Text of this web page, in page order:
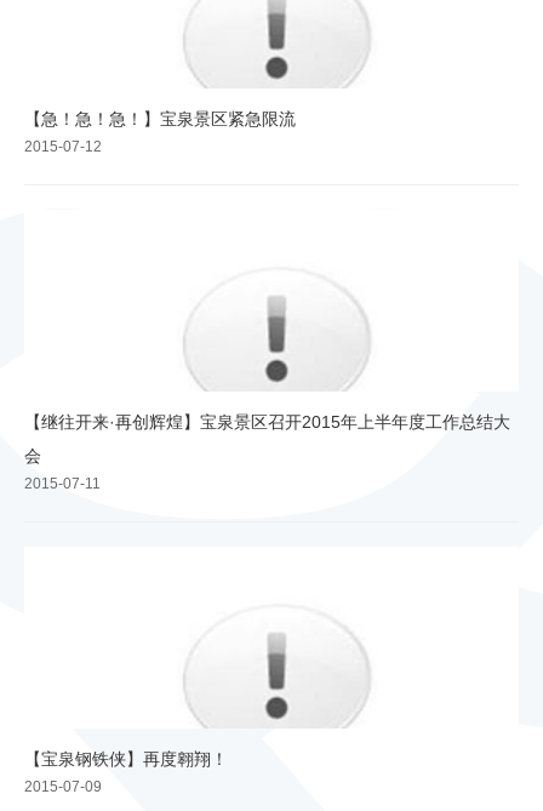
【急！急！急！】宝泉景区紧急限流
2015-07-12
【继往开来·再创辉煌】宝泉景区召开2015年上半年度工作总结大
会
2015-07-11
【宝泉钢铁侠】再度翱翔！
2015-07-09